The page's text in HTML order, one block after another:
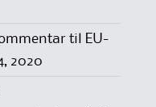
til EU-
2020